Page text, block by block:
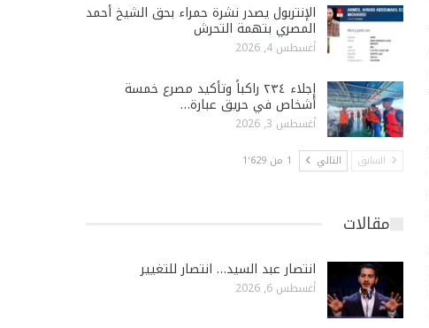
الإنتربول يصدر نشرة حمراء بحق الشيخ أحمد
المصري بتهمة التحرش
أغسطس 4, 2026
إجلاء ٢٣٤ راكباً وتأكيد مصرع خمسة
أشخاص في حريق عبارة…
أغسطس 3, 2026
السابق التالي 1 من 1٬629
مقالات
انتصار عبد السيد… انتصار للتغيير
أغسطس 6, 2026